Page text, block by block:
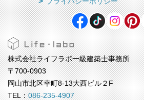
株式会社ライフラボ一級建築士事務所
〒700-0903
岡山市北区幸町8-13大西ビル２F
TEL：086-235-4907